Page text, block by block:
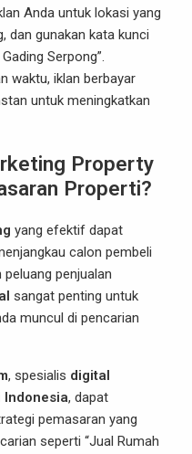
Anda untuk lokasi yang
dan gunakan kata kunci
Serpong”.
waktu, iklan berbayar
untuk meningkatkan
Property
Properti?
yang efektif dapat
calon pembeli
penjualan
sangat penting untuk
muncul di pencarian
, spesialis digital
, dapat
pemasaran yang
seperti “Jual Rumah